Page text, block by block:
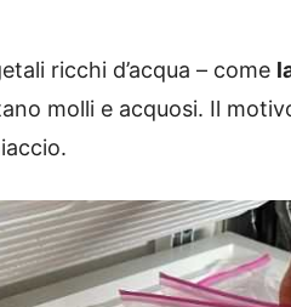
ricchi d’acqua – come
molli e acquosi. Il